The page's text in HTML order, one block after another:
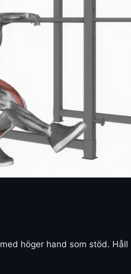
höger hand som stöd.